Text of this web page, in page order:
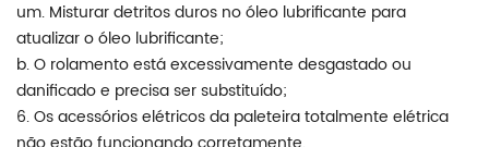
um. Misturar detritos duros no óleo lubrificante para
atualizar o óleo lubrificante;
b. O rolamento está excessivamente desgastado ou
danificado e precisa ser substituído;
6. Os acessórios elétricos da paleteira totalmente elétrica